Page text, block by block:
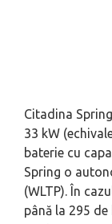
Citadina
33 kW
baterie cu
Spring o
(WLTP). În
până la 295